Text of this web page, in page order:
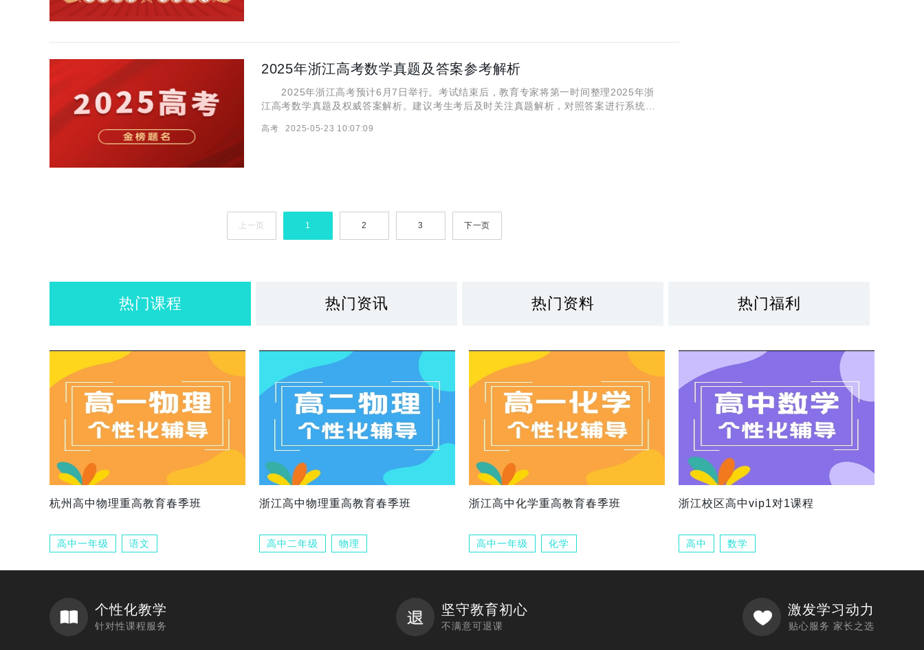
2025年浙江高考数学真题及答案参考解析
2025年浙江高考预计6月7日举行。考试结束后，教育专家将第一时间整理2025年浙
江高考数学真题及权威答案解析。建议考生考后及时关注真题解析，对照答案进行系统性
江省数学考试试卷及答案的详细内容： 一、2025浙江高考
高考 2025-05-23 10:07:09
上一页 1 2 3 下一页
热门课程 热门资讯 热门资料 热门福利
杭州高中物理重高教育春季班
高中一年级 语文
浙江高中物理重高教育春季班
高中二年级 物理
浙江高中化学重高教育春季班
高中一年级 化学
浙江校区高中vip1对1课程
高中 数学
个性化教学
针对性课程服务
坚守教育初心
不满意可退课
激发学习动力
贴心服务 家长之选